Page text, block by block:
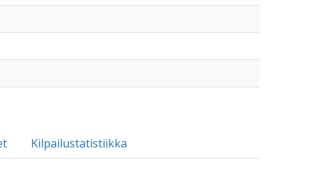
Kilpailustatistiikka